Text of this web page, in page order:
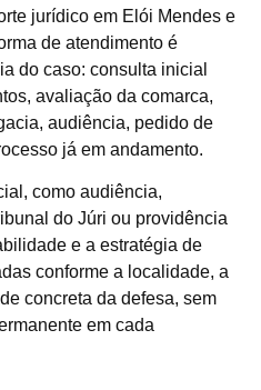
jurídico em Elói Mendes e
de atendimento é
do caso: consulta inicial
avaliação da comarca,
audiência, pedido de
já em andamento.
como audiência,
do Júri ou providência
e a estratégia de
conforme a localidade, a
concreta da defesa, sem
em cada